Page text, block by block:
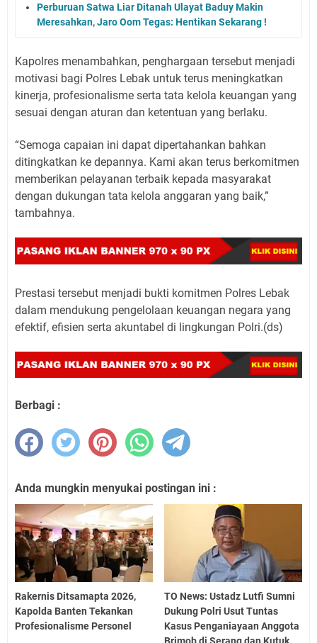
Perburuan Satwa Liar Ditanah Ulayat Baduy Makin
Meresahkan, Jaro Oom Tegas: Hentikan Sekarang !
Kapolres menambahkan, penghargaan tersebut menjadi
motivasi bagi Polres Lebak untuk terus meningkatkan
kinerja, profesionalisme serta tata kelola keuangan yang
sesuai dengan aturan dan ketentuan yang berlaku.
“Semoga capaian ini dapat dipertahankan bahkan
ditingkatkan ke depannya. Kami akan terus berkomitmen
memberikan pelayanan terbaik kepada masyarakat
dengan dukungan tata kelola anggaran yang baik,”
tambahnya.
Prestasi tersebut menjadi bukti komitmen Polres Lebak
dalam mendukung pengelolaan keuangan negara yang
efektif, efisien serta akuntabel di lingkungan Polri.(ds)
Berbagi :
Anda mungkin menyukai postingan ini :
Rakernis Ditsamapta 2026,
Kapolda Banten Tekankan
Profesionalisme Personel
TO News: Ustadz Lutfi Sumni
Dukung Polri Usut Tuntas
Kasus Penganiayaan Anggota